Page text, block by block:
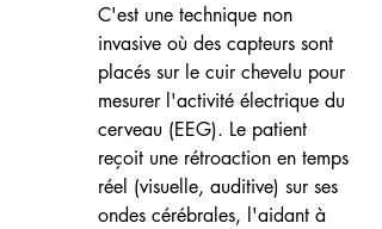
C'est une technique non
invasive où des capteurs sont
placés sur le cuir chevelu pour
mesurer l'activité électrique du
cerveau (EEG). Le patient
reçoit une rétroaction en temps
réel (visuelle, auditive) sur ses
ondes cérébrales, l'aidant à